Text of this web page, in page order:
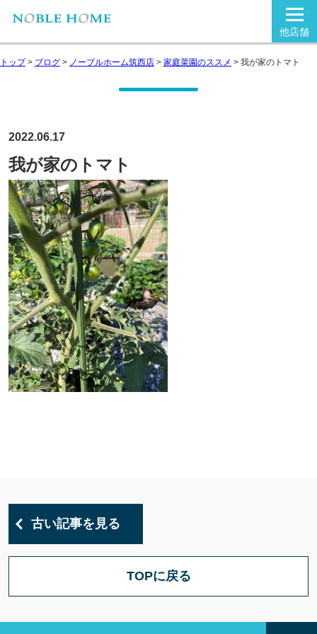
他店舗
トップ> ブログ > ノーブルホーム筑西店 > 家庭菜園のススメ > 我が家のトマト
2022.06.17
我が家のトマト
古い記事を見る
TOPに戻る